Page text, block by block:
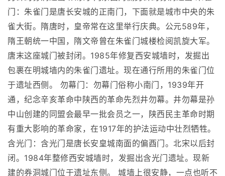
门：朱雀门是唐长安城的正南门，下面就是城市中央的朱
雀大街。隋唐时，皇帝常在这里举行庆典。公元589年，
隋王朝统一中国，隋文帝曾在朱雀门城楼检阅凯旋大军。
唐末这座城门被封闭。1985年修复西安城墙时，发掘出
包裹在明城墙内的朱雀门遗址。现在通行所用的朱雀门位
于遗址西侧。 勿幕门：勿幕门俗称小南门，1939年开
通，纪念辛亥革命中陕西的革命先烈井勿幕。井勿幕是孙
中山创建的同盟会最早一批会员之一，陕西民主革命时期
有重大影响的革命家，在1917年的护法运动中壮烈牺牲。
含光门：含光门是唐长安皇城南面的偏酉门。北宋以后封
闭。1984年整修西安城墙时，发掘出含光门遗址。现新
建的券洞城门位于遗址东侧。 城墙上很安静，一点也听不